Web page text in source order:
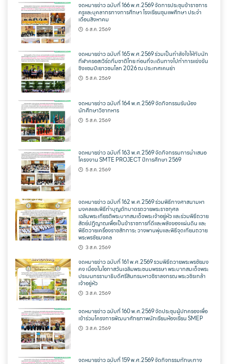
จดหมายข่าว ฉบับที่ 166 พ.ศ.2569 จัดการประชุมข้าราชการ
ครูและบุคลากรทางการศึกษา โรงเรียนชุมแพศึกษา ประจำ
เดือนสิงหาคม
6 ส.ค. 2569
จดหมายข่าว ฉบับที่ 165 พ.ศ.2569 ร่วมเป็นกำลังใจให้กับนัก
กีฬาครอสเวิร์ดทีมชาติไทย ก่อนที่จะเดินทางไปทำการแข่งขัน
ชิงแชมป์เยาวชนโลก 2026 ณ ประเทศเคนย่า
5 ส.ค. 2569
จดหมายข่าว ฉบับที่ 164 พ.ศ.2569 จัดกิจกรรมรับน้อง
นักศึกษาวิชาทหาร
5 ส.ค. 2569
จดหมายข่าว ฉบับที่ 163 พ.ศ.2569 จัดกิจกรรมการนำเสนอ
โครงงาน SMTE PROJECT ปีการศึกษา 2569
5 ส.ค. 2569
จดหมายข่าว ฉบับที่ 162 พ.ศ.2569 ร่วมพิธีทางศาสนามหา
มงคลและพิธีทำบุญตักบาตรถวายพระราชกุศล
เฉลิมพระเกียรติพระบาทสมเด็จพระเจ้าอยู่หัว และร่วมพิธีถวาย
สัตย์ปฏิญาณเพื่อเป็นข้าราชการที่ดีและพลังของแผ่นดิน และ
พิธีถวายเครื่องราชสักการะ วางพานพุ่มและพิธีจุดเทียนถวาย
พระพรชัยมงคล
3 ส.ค. 2569
จดหมายข่าว ฉบับที่ 161 พ.ศ.2569 รวมพิธีถวายพระพรชัยมง
คง เนื่องในโอกาสวันเฉลิมพระชนมพรรษา พระบาทสมเด็จพระ
ปรเมนทรรามาธิบดีศรีสินทรมหาวชิราลงกรณ พระวชิรเกล้า
เจ้าอยู่หัว
3 ส.ค. 2569
จดหมายข่าว ฉบับที่ 160 พ.ศ.2569 จัดประชุมผู้ปกครองเพื่อ
เข้าร่วมโครงการพัฒนาศักยภาพนักเรียนห้องเรียน SMEP
3 ส.ค. 2569
จดหมายข่าว ฉบับที่ 159 พ.ศ.2569 จัดกิจกรรมทักษะทาง